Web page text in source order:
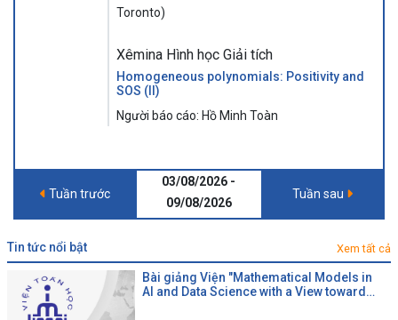
Toronto)
Xêmina Hình học Giải tích
Homogeneous polynomials: Positivity and
SOS (II)
Người báo cáo: Hồ Minh Toàn
Tuần trước
03/08/2026 -
09/08/2026
Tuần sau
tin tức nổi bật Xem tất cả
Bài giảng Viện "Mathematical Models in
AI and Data Science with a View toward